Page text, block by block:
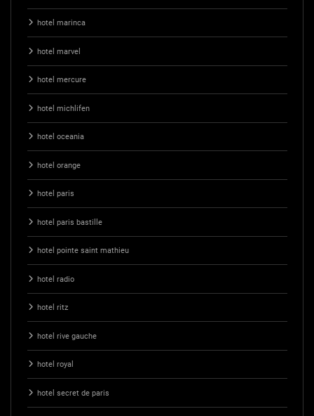
hotel marinca
hotel marvel
hotel mercure
hotel michlifen
hotel oceania
hotel orange
hotel paris
hotel paris bastille
hotel pointe saint mathieu
hotel radio
hotel ritz
hotel rive gauche
hotel royal
hotel secret de paris